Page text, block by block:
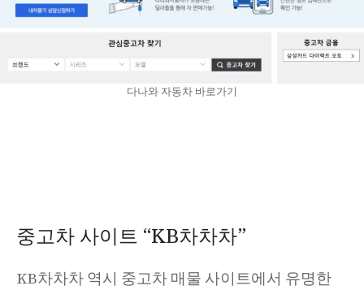
다나와 자동차 바로가기
중고차 사이트 “KB차차차”
KB차차차 역시 중고차 매물 사이트에서 유명한